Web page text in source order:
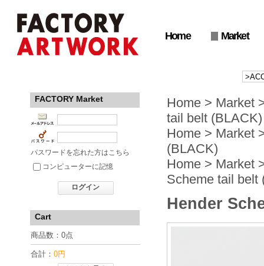
Home Market
FACTORY Market
パスワードを忘れた方はこちら
コンピューターに記憶
ログイン
Cart
商品数：0点
合計： 0円
Home > Market
tail belt (BLACK)
Home > Market
(BLACK)
Home > Market
Scheme tail belt
Hender